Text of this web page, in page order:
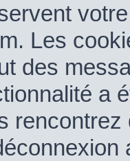
Les
des
a
rencontrez